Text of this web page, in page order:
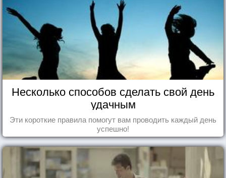
Несколько способов сделать свой день
удачным
Эти короткие правила помогут вам проводить каждый день
успешно!